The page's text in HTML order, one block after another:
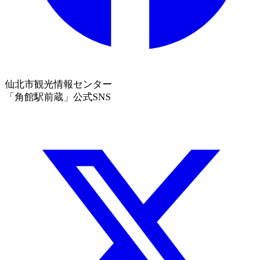
仙北市観光情報センター
「角館駅前蔵」公式SNS